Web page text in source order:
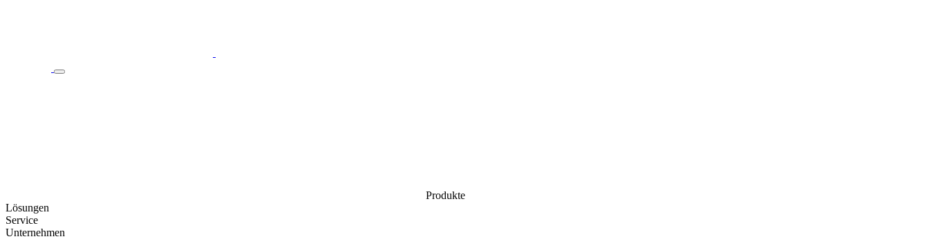
Produkte
Lösungen
Service
Unternehmen